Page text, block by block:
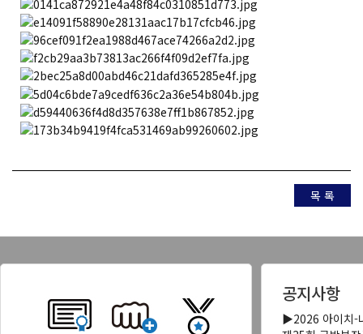
목 록
공지사항
▶2026 아이치-